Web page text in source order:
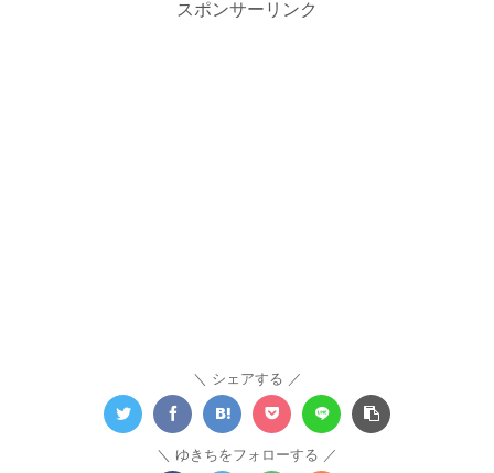
スポンサーリンク
シェアする
ゆきちをフォローする